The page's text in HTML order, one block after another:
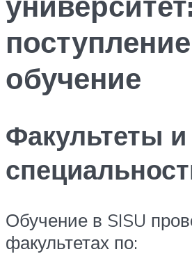
обучение
Факультеты и
Обучение в SISU
факультетах по: